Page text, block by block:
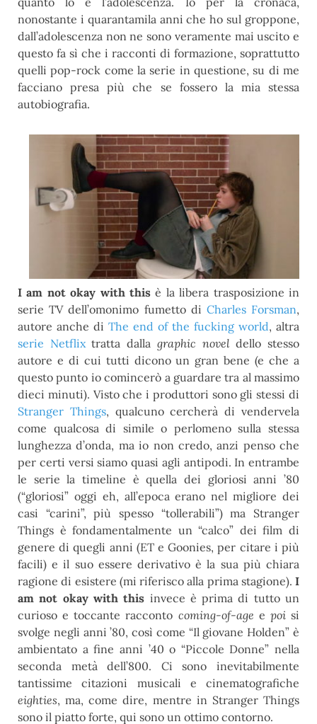
nonostante i quarantamila anni che ho sul groppone,
dall’adolescenza non ne sono veramente mai uscito e
questo fa sì che i racconti di formazione, soprattutto
quelli pop-rock come la serie in questione, su di me
facciano presa più che se fossero la mia stessa
autobiografia.
I am not okay with this è la libera trasposizione in
serie TV dell’omonimo fumetto di Charles Forsman,
autore anche di The end of the fucking world, altra
serie Netflixtratta dalla graphic noveldello stesso
autore e di cui tutti dicono un gran bene (e che a
questo punto io comincerò a guardare tra al massimo
dieci minuti). Visto che i produttori sono gli stessi di
Stranger Things, qualcuno cercherà di vendervela
come qualcosa di simile o perlomeno sulla stessa
lunghezza d’onda, ma io non credo, anzi penso che
per certi versi siamo quasi agli antipodi. In entrambe
le serie la timeline è quella dei gloriosi anni ’80
(“gloriosi” oggi eh, all’epoca erano nel migliore dei
casi “carini”, più spesso “tollerabili”) ma Stranger
Things è fondamentalmente un “calco” dei film di
genere di quegli anni (ET e Goonies, per citare i più
facili) e il suo essere derivativo è la sua più chiara
ragione di esistere (mi riferisco alla prima stagione). I
am not okay with this invece è prima di tutto un
curioso e toccante racconto coming-of-age e poisi
svolge negli anni ’80, così come “Il giovane Holden” è
ambientato a fine anni ’40 o “Piccole Donne” nella
seconda metà dell’800. Ci sono inevitabilmente
tantissime citazioni musicali e cinematografiche
eighties, ma, come dire, mentre in Stranger Things
sono il piatto forte, qui sono un ottimo contorno.